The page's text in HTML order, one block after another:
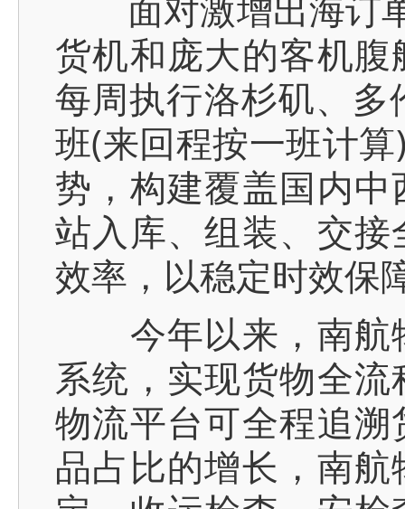
货机和庞大的客机
每周执行洛杉矶、
班(来回程按一班计
势，构建覆盖国内
站入库、组装、交
效率，以稳定时效保
今年以来，南航
系统，实现货物全
物流平台可全程追
品占比的增长，南